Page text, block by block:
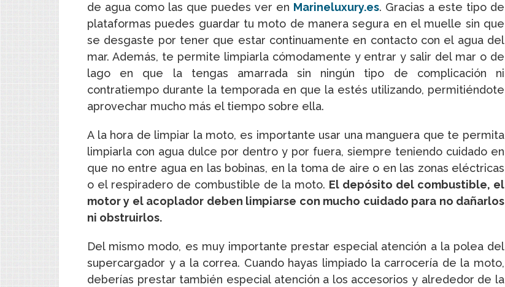
de agua como las que puedes ver en Marineluxury.es. Gracias a este tipo de
plataformas puedes guardar tu moto de manera segura en el muelle sin que
se desgaste por tener que estar continuamente en contacto con el agua del
mar. Además, te permite limpiarla cómodamente y entrar y salir del mar o de
lago en que la tengas amarrada sin ningún tipo de complicación ni
contratiempo durante la temporada en que la estés utilizando, permitiéndote
aprovechar mucho más el tiempo sobre ella.
A la hora de limpiar la moto, es importante usar una manguera que te permita
limpiarla con agua dulce por dentro y por fuera, siempre teniendo cuidado en
que no entre agua en las bobinas, en la toma de aire o en las zonas eléctricas
o el respiradero de combustible de la moto. El depósito del combustible, el
motor y el acoplador deben limpiarse con mucho cuidado para no dañarlos
ni obstruirlos.
Del mismo modo, es muy importante prestar especial atención a la polea del
supercargador y a la correa. Cuando hayas limpiado la carrocería de la moto,
deberías prestar también especial atención a los accesorios y alrededor de la